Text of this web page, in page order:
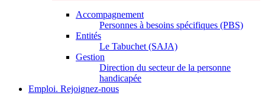
Accompagnement
Personnes à besoins spécifiques (PBS)
Entités
Le Tabuchet (SAJA)
Gestion
Direction du secteur de la personne
handicapée
Emploi. Rejoignez-nous